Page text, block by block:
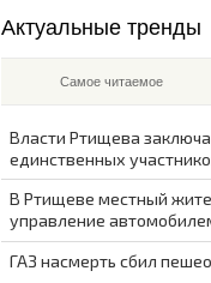
Актуальные тренды
Самое читаемое
Власти Ртищева
единственных
В Ртищеве местный
управление
ГАЗ насмерть сбил